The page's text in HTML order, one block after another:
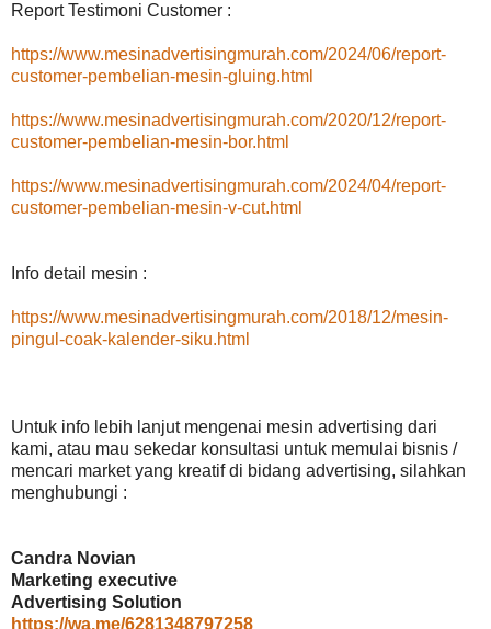
Report Testimoni Customer :
https://www.mesinadvertisingmurah.com/2024/06/report-
customer-pembelian-mesin-gluing.html
https://www.mesinadvertisingmurah.com/2020/12/report-
customer-pembelian-mesin-bor.html
https://www.mesinadvertisingmurah.com/2024/04/report-
customer-pembelian-mesin-v-cut.html
Info detail mesin :
https://www.mesinadvertisingmurah.com/2018/12/mesin-
pingul-coak-kalender-siku.html
Untuk info lebih lanjut mengenai mesin advertising dari
kami, atau mau sekedar konsultasi untuk memulai bisnis /
mencari market yang kreatif di bidang advertising, silahkan
menghubungi :
Candra Novian
Marketing executive
Advertising Solution
https://wa.me/6281348797258